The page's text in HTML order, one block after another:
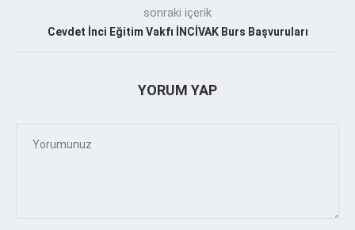
sonraki içerik
Cevdet İnci Eğitim Vakfı İNCİVAK Burs Başvuruları
YORUM YAP